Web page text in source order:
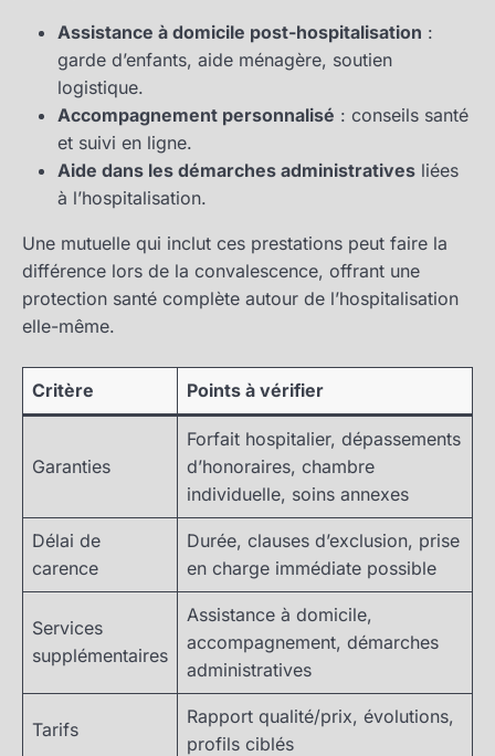
Assistance à domicile post-hospitalisation :
garde d’enfants, aide ménagère, soutien
logistique.
Accompagnement personnalisé : conseils santé
et suivi en ligne.
Aide dans les démarches administratives liées
à l’hospitalisation.
Une mutuelle qui inclut ces prestations peut faire la
différence lors de la convalescence, offrant une
protection santé complète autour de l’hospitalisation
elle-même.
Critère Points à vérifier
Garanties
Forfait hospitalier, dépassements
d’honoraires, chambre
individuelle, soins annexes
Délai de
carence
Durée, clauses d’exclusion, prise
en charge immédiate possible
Services
supplémentaires
Assistance à domicile,
accompagnement, démarches
administratives
Tarifs
Rapport qualité/prix, évolutions,
profils ciblés